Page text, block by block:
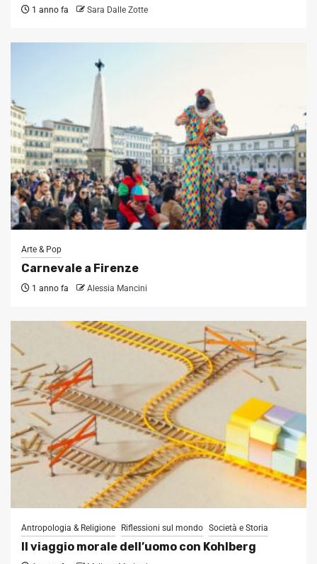
1 anno fa Sara Dalle Zotte
Arte & Pop
Carnevale a Firenze
1 anno fa Alessia Mancini
Antropologia & Religione Riflessioni sul mondo Società e Storia
Il viaggio morale dell’uomo con Kohlberg